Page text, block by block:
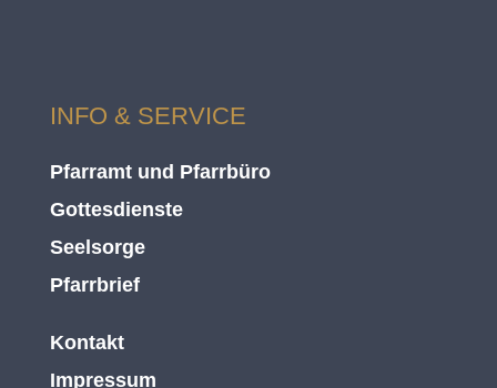
INFO & SERVICE
Pfarramt und Pfarrbüro
Gottesdienste
Seelsorge
Pfarrbrief
Kontakt
Impressum